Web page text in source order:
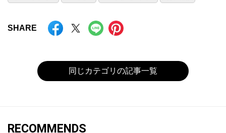
SHARE
同じカテゴリの記事一覧
RECOMMENDS